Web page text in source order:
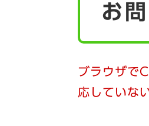
お
ブラウザで
応していな